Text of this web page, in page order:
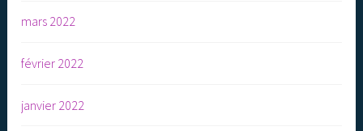
mars 2022
février 2022
janvier 2022